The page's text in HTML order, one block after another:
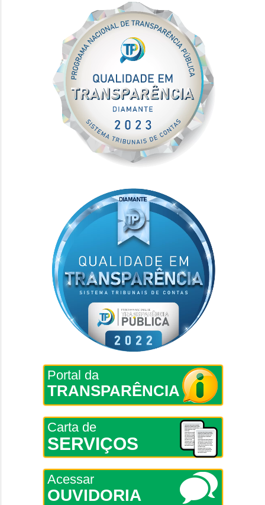
Portal da
TRANSPARÊNCIA
Carta de
SERVIÇOS
Acessar
OUVIDORIA